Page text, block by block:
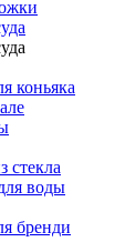
коньяка
стекла
воды
бренди